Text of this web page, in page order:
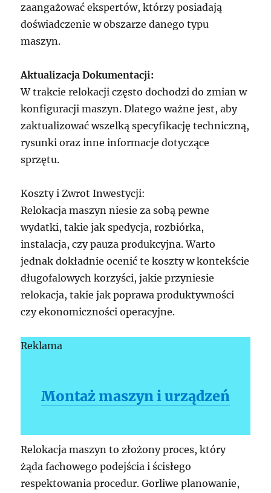
zaangażować ekspertów, którzy posiadają
doświadczenie w obszarze danego typu
maszyn.
Aktualizacja Dokumentacji:
W trakcie relokacji często dochodzi do zmian w
konfiguracji maszyn. Dlatego ważne jest, aby
zaktualizować wszelką specyfikację techniczną,
rysunki oraz inne informacje dotyczące
sprzętu.
Koszty i Zwrot Inwestycji:
Relokacja maszyn niesie za sobą pewne
wydatki, takie jak spedycja, rozbiórka,
instalacja, czy pauza produkcyjna. Warto
jednak dokładnie ocenić te koszty w kontekście
długofalowych korzyści, jakie przyniesie
relokacja, takie jak poprawa produktywności
czy ekonomiczności operacyjne.
Reklama
Montaż maszyn i urządzeń
Relokacja maszyn to złożony proces, który
żąda fachowego podejścia i ścisłego
respektowania procedur. Gorliwe planowanie,